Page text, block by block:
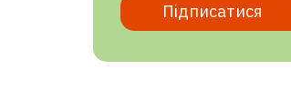
Підписатися